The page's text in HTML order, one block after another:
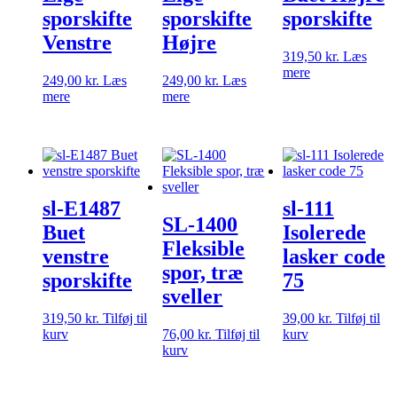
sporskifte
Venstre
249,00 kr. Læs
mere
sporskifte
Højre
249,00kr. Læs
mere
sporskifte
319,50 kr. Læs
mere
sl-E1487
Buet
venstre
sporskifte
319,50 kr. Tilføj til
kurv
SL-1400
Fleksible
spor, træ
sveller
76,00kr. Tilføj til
kurv
sl-111
Isolerede
lasker code
75
39,00 kr. Tilføj til
kurv